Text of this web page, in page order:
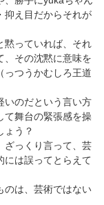
抑え目だからそれが
黙っていれば、それ
、その沈黙に意味を
っつうかむしろ王道
いのだという言い方
て舞台の緊張感を操
ょう？
ざっくり言って、芸
には誤ってとらえて
のは、芸術ではない